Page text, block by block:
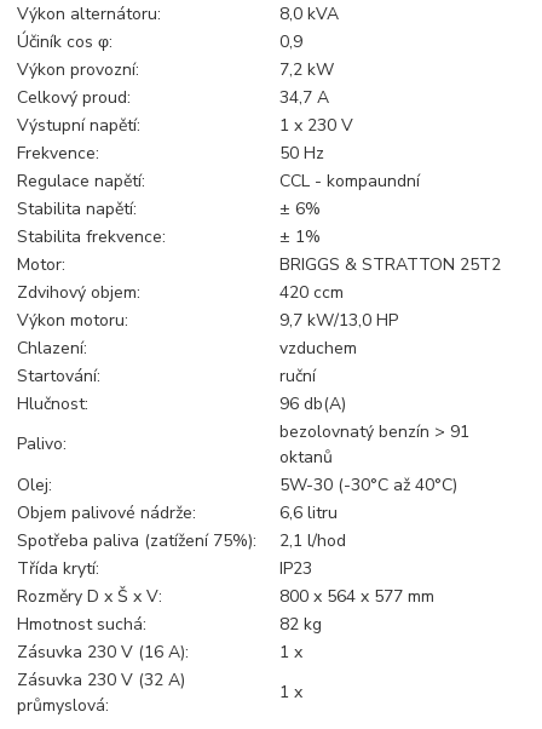
Výkon alternátoru:
8,0 kVA
Účiník cos φ:
0,9
Výkon provozní:
7,2 kW
Celkový proud:
34,7 A
Výstupní napětí:
1 x 230 V
Frekvence:
50 Hz
Regulace napětí:
CCL - kompaundní
Stabilita napětí:
± 6%
Stabilita frekvence:
± 1%
Motor:
BRIGGS & STRATTON 25T2
Zdvihový objem:
420 ccm
Výkon motoru:
9,7 kW/13,0 HP
Chlazení:
vzduchem
Startování:
ruční
Hlučnost:
96 db(A)
Palivo:
bezolovnatý benzín > 91
oktanů
Olej:
5W-30 (-30°C až 40°C)
Objem palivové nádrže:
6,6 litru
Spotřeba paliva (zatížení 75%):
2,1 l/hod
Třída krytí:
IP23
Rozměry D x Š x V:
800 x 564 x 577 mm
Hmotnost suchá:
82 kg
Zásuvka 230 V (16 A):
1 x
Zásuvka 230 V (32 A)
průmyslová:
1 x